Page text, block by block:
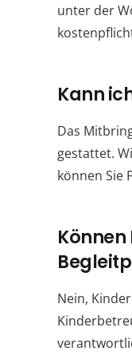
unter der
Kann
Das
gestattet.
können Sie
Nein,